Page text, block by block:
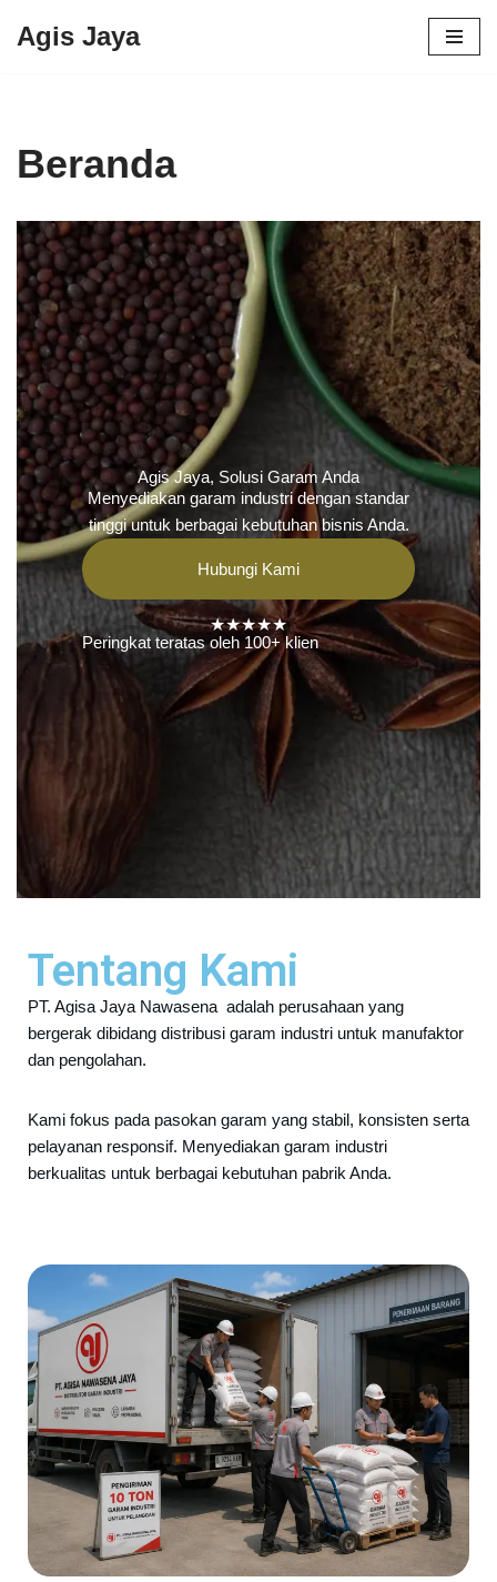
Agis Jaya
Beranda
Agis Jaya, Solusi Garam Anda
Menyediakan garam industri dengan standar
tinggi untuk berbagai kebutuhan bisnis Anda.
Hubungi Kami
★★★★★
Peringkat teratas oleh 100+ klien
Tentang Kami
PT. Agisa Jaya Nawasena adalah perusahaan yang
bergerak dibidang distribusi garam industri untuk manufaktor
dan pengolahan.
Kami fokus pada pasokan garam yang stabil, konsisten serta
pelayanan responsif. Menyediakan garam industri
berkualitas untuk berbagai kebutuhan pabrik Anda.